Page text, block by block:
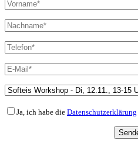
Ja, ich habe die Datenschutzerklärung